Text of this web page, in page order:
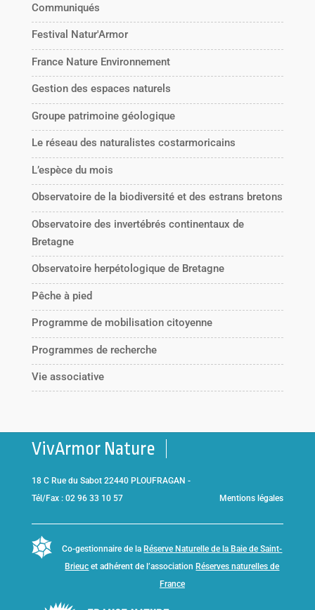
Communiqués
Festival Natur'Armor
France Nature Environnement
Gestion des espaces naturels
Groupe patrimoine géologique
Le réseau des naturalistes costarmoricains
L’espèce du mois
Observatoire de la biodiversité et des estrans bretons
Observatoire des invertébrés continentaux de
Bretagne
Observatoire herpétologique de Bretagne
Pêche à pied
Programme de mobilisation citoyenne
Programmes de recherche
Vie associative
VivArmor Nature
18 C Rue du Sabot 22440 PLOUFRAGAN -
Tél/Fax : 02 96 33 10 57
Mentions légales
Co-gestionnaire de la Réserve Naturelle de la Baie de Saint-
Brieuc et adhérent de l’association Réserves naturelles de
France